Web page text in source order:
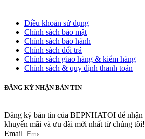
Điều khoản sử dụng
Chính sách bảo mật
Chính sách bảo hành
Chính sách đổi trả
Chính sách giao hàng & kiểm hàng
Chính sách & quy định thanh toán
ĐĂNG KÝ NHẬN BẢN TIN
Đăng ký bản tin của BEPNHATOI để nhận
khuyến mãi và ưu đãi mới nhất từ chúng tôi!
Email